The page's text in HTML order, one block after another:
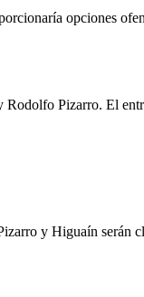
opciones
Pizarro. El
y Higuaín serán